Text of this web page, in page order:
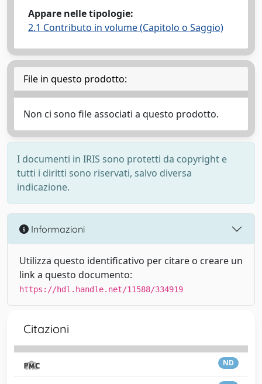
Appare nelle tipologie:
2.1 Contributo in volume (Capitolo o Saggio)
File in questo prodotto:
Non ci sono file associati a questo prodotto.
I documenti in IRIS sono protetti da copyright e
tutti i diritti sono riservati, salvo diversa
indicazione.
Informazioni
Utilizza questo identificativo per citare o creare un
link a questo documento:
https://hdl.handle.net/11588/334919
Citazioni
ND